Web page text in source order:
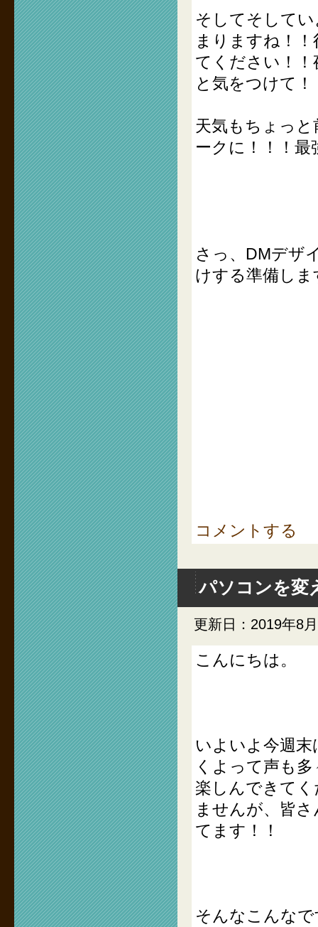
そしてそして
まりますね！
てください！
と気をつけて！
天気もちょっ
ークに！！！
さっ、DMデザ
けする準備しま
コメントする
パソコンを変
更新日：2019年8
こんにちは。
いよいよ今週
くよって声も
楽しんできて
ませんが、皆
てます！！
そんなこんな